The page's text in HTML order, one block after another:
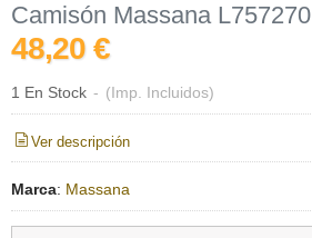
Camisón Massana L757270
48,20 €
1 En Stock - (Imp. Incluidos)
Ver descripción
Marca: Massana